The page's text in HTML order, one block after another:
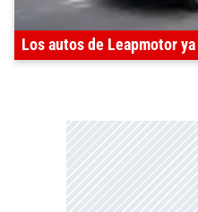
Los autos de Leapmotor